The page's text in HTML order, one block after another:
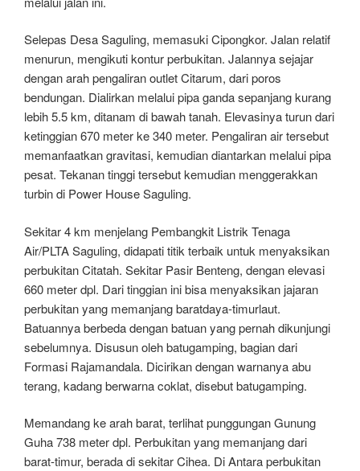
Selepas Desa Saguling, memasuki Cipongkor. Jalan relatif
menurun, mengikuti kontur perbukitan. Jalannya sejajar
dengan arah pengaliran outlet Citarum, dari poros
bendungan. Dialirkan melalui pipa ganda sepanjang kurang
lebih 5.5 km, ditanam di bawah tanah. Elevasinya turun dari
ketinggian 670 meter ke 340 meter. Pengaliran air tersebut
memanfaatkan gravitasi, kemudian diantarkan melalui pipa
pesat. Tekanan tinggi tersebut kemudian menggerakkan
turbin di Power House Saguling.
Sekitar 4 km menjelang Pembangkit Listrik Tenaga
Air/PLTA Saguling, didapati titik terbaik untuk menyaksikan
perbukitan Citatah. Sekitar Pasir Benteng, dengan elevasi
660 meter dpl. Dari tinggian ini bisa menyaksikan jajaran
perbukitan yang memanjang baratdaya-timurlaut.
Batuannya berbeda dengan batuan yang pernah dikunjungi
sebelumnya. Disusun oleh batugamping, bagian dari
Formasi Rajamandala. Dicirikan dengan warnanya abu
terang, kadang berwarna coklat, disebut batugamping.
Memandang ke arah barat, terlihat punggungan Gunung
Guha 738 meter dpl. Perbukitan yang memanjang dari
barat-timur, berada di sekitar Cihea. Di Antara perbukitan